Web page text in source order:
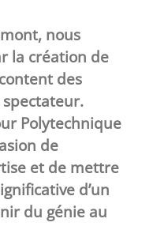
nous
la création de
des
Polytechnique
de
et de mettre
d’un
du génie au